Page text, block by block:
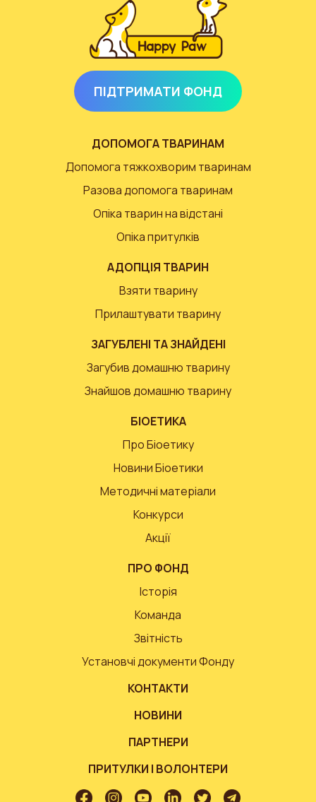
ПІДТРИМАТИ ФОНД
ДОПОМОГА ТВАРИНАМ
Допомога тяжкохворим тваринам
Разова допомога тваринам
Опіка тварин на відстані
Опіка притулків
АДОПЦІЯ ТВАРИН
Взяти тварину
Прилаштувати тварину
ЗАГУБЛЕНІ ТА ЗНАЙДЕНІ
Загубив домашню тварину
Знайшов домашню тварину
БІОЕТИКА
Про Біоетику
Новини Біоетики
Методичні матеріали
Конкурси
Акції
ПРО ФОНД
Історія
Команда
Звітність
Установчі документи Фонду
КОНТАКТИ
НОВИНИ
ПАРТНЕРИ
ПРИТУЛКИ І ВОЛОНТЕРИ